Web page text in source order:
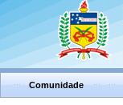
Comunidade